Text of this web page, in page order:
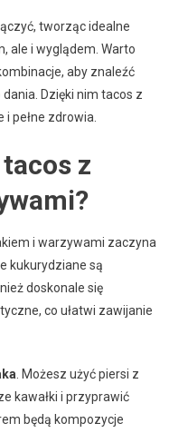
tworząc idealne
ale i wyglądem. Warto
aby znaleźć
Dzięki nim tacos z
pełne zdrowia.
z
i warzywami zaczyna
kukurydziane są
doskonale się
co ułatwi zawijanie
. Możesz użyć piersi z
kawałki i przyprawić
będą kompozycje